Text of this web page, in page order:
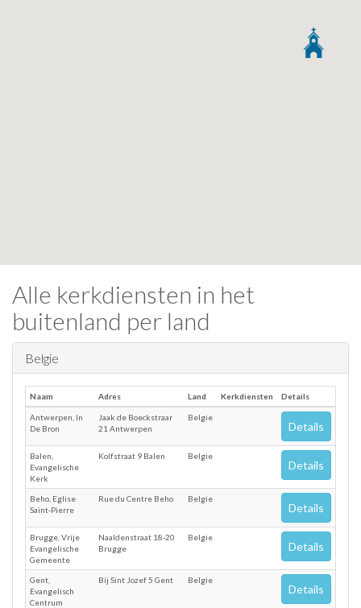
Alle kerkdiensten in het
buitenland per land
Belgie
Naam Adres Land Kerkdiensten Details
Antwerpen, In
De Bron
Jaak de Boeckstraar
21 Antwerpen
Belgie
Details
Balen,
Evangelische
Kerk
Kolfstraat 9 Balen Belgie
Details
Beho, Eglise
Saint-Pierre
Rue du Centre Beho Belgie
Details
Brugge, Vrije
Evangelische
Gemeente
Naaldenstraat 18-20
Brugge
Belgie
Details
Gent,
Evangelisch
Centrum
Bij Sint Jozef 5 Gent Belgie
Details